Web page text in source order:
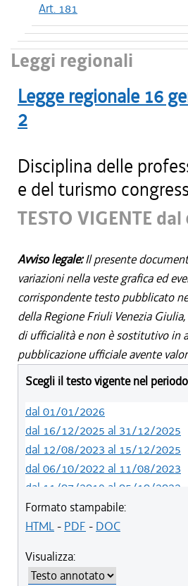
Art. 181
Leggi regionali
Legge regionale 16
2
Disciplina delle
e del turismo
TESTO VIGENTE
Avviso legale:Il presente
variazioni nella veste grafica ed
corrispondente testo pubblicato
della Regione Friuli Venezia
di ufficialità e non è sostitutivo in
pubblicazione ufficiale avente
Scegli il testo vigente nel
dal 01/01/2026
dal 16/12/2025 al 31/12/2025
dal 12/08/2023 al 15/12/2025
dal 06/10/2022 al 11/08/2023
dal 11/07/2019 al 05/10/2022
dal 01/05/2019 al 10/07/2019
dal 12/04/2018 al 30/04/2019
dal 01/01/2018 al 28/03/2018
dal 09/11/2017 al 31/12/2017
Formato stampabile:
HTML- PDF - DOC
Visualizza: